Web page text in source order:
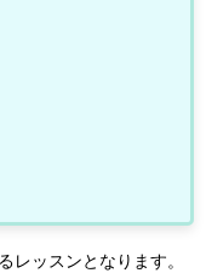
レッスンとなります。